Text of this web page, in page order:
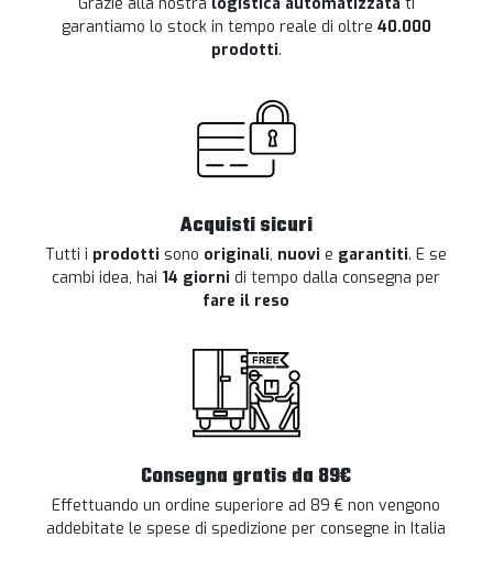
garantiamo lo stock in tempo reale di oltre 40.000
prodotti.
Acquisti sicuri
Tutti i prodotti sono originali, nuovi e garantiti. E se
cambi idea, hai 14 giorni di tempo dalla consegna per
fare il reso
Consegna gratis da 89€
Effettuando un ordine superiore ad 89 € non vengono
addebitate le spese di spedizione per consegne in Italia